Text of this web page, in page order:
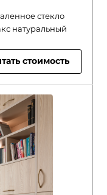
стекло
натуральный
стоимость